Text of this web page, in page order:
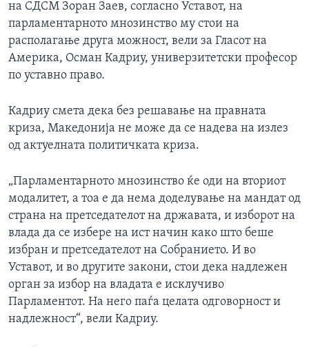
на СДСМ Зоран Заев, согласно Уставот, на
парламентарното мнозинство му стои на
располагање друга можност, вели за Гласот на
Америка, Осман Кадриу, универзитетски професор
по уставно право.
Кадриу смета дека без решавање на правната
криза, Македонија не може да се надева на излез
од актуелната политичката криза.
„Парламентарното мнозинство ќе оди на вториот
модалитет, а тоа е да нема доделување на мандат од
страна на претседателот на државата, и изборот на
влада да се избере на ист начин како што беше
избран и претседателот на Собранието. И во
Уставот, и во другите закони, стои дека надлежен
орган за избор на владата е исклучиво
Парламентот. На него паѓа целата одговорност и
надлежност“, вели Кадриу.